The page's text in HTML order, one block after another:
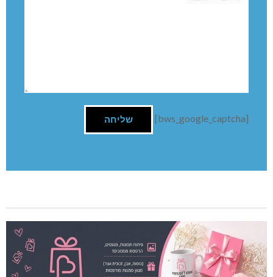
[bws_google_captcha]